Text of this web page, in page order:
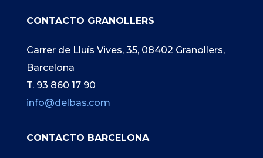
CONTACTO GRANOLLERS
Carrer de Lluís Vives, 35, 08402 Granollers,
Barcelona
T. 93 860 17 90
info@delbas.com
CONTACTO BARCELONA